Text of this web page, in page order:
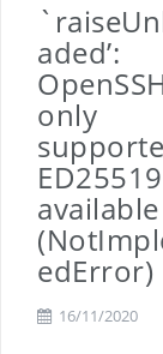
aded’:
only
available
edError)
16/11/2020